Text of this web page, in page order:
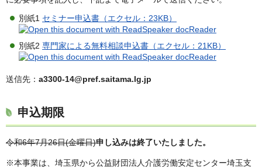
別紙1 セミナー申込書（エクセル：23KB）
別紙2 専門家による無料相談申込書（エクセル：21KB）
送信先： a3300-14@pref.saitama.lg.jp
申込期限
令和6年7月26日(金曜日)申し込みは終了いたしました。
※本事業は、埼玉県から公益財団法人介護労働安定センター埼玉支